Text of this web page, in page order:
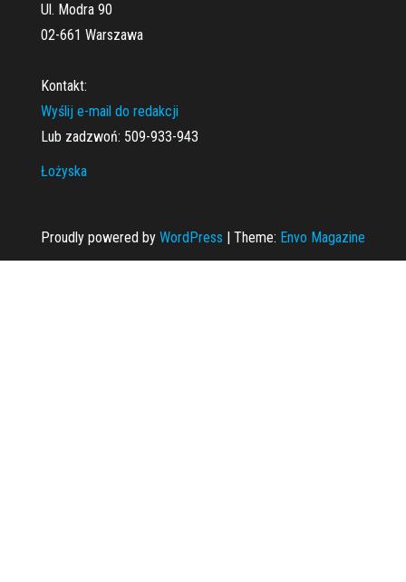
Ul. Modra 90
02-661 Warszawa
Kontakt:
Wyślij e-mail do redakcji
Lub zadzwoń: 509-933-943
Łożyska
Proudly powered by WordPress Theme: Envo Magazine